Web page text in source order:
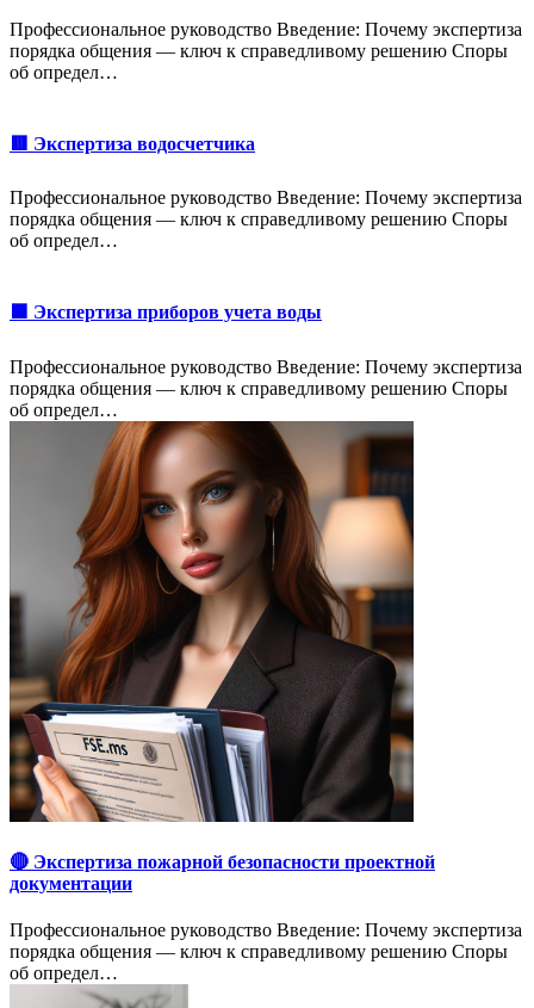
Профессиональное руководство Введение: Почему экспертиза
порядка общения — ключ к справедливому решению Споры
об определ…
🟥 Экспертиза водосчетчика
Профессиональное руководство Введение: Почему экспертиза
порядка общения — ключ к справедливому решению Споры
об определ…
🟩 Экспертиза приборов учета воды
Профессиональное руководство Введение: Почему экспертиза
порядка общения — ключ к справедливому решению Споры
об определ…
🔴 Экспертиза пожарной безопасности проектной
документации
Профессиональное руководство Введение: Почему экспертиза
порядка общения — ключ к справедливому решению Споры
об определ…